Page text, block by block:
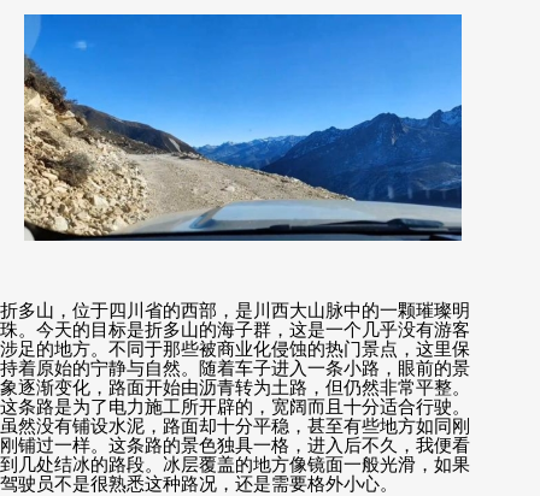
折多山，位于四川省的西部，是川西大山脉中的一颗璀璨明
珠。今天的目标是折多山的海子群，这是一个几乎没有游客
涉足的地方。不同于那些被商业化侵蚀的热门景点，这里保
持着原始的宁静与自然。随着车子进入一条小路，眼前的景
象逐渐变化，路面开始由沥青转为土路，但仍然非常平整。
这条路是为了电力施工所开辟的，宽阔而且十分适合行驶。
虽然没有铺设水泥，路面却十分平稳，甚至有些地方如同刚
刚铺过一样。这条路的景色独具一格，进入后不久，我便看
到几处结冰的路段。冰层覆盖的地方像镜面一般光滑，如果
驾驶员不是很熟悉这种路况，还是需要格外小心。